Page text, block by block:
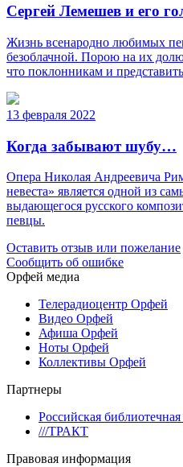
Сергей Лемешев и его
Жизнь всенародно любимых
безоблачной. Порою на их
что поклонникам и
13 февраля 2022
Когда забывают шубу…
Опера Николая Андреевича
невеста» является одной из
выдающегося русского
певцы.
Оставить отзыв или пожелание
Сообщить об ошибке
Орфей медиа
Телерадиоцентр Орфей
Видео Орфей
Афиша Орфей
Ноты Орфей
Коллективы Орфей
Партнеры
Российская
///ТРАКТ
Правовая информация